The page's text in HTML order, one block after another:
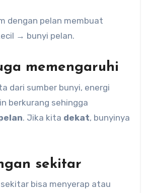
→ bunyi pelan.
memengaruhi
dari sumber bunyi, energi
berkurang sehingga
. Jika kita dekat, bunyinya
sekitar
bisa menyerap atau